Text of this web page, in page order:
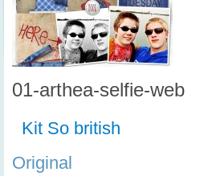
01-arthea-selfie-web
Kit So british
Original